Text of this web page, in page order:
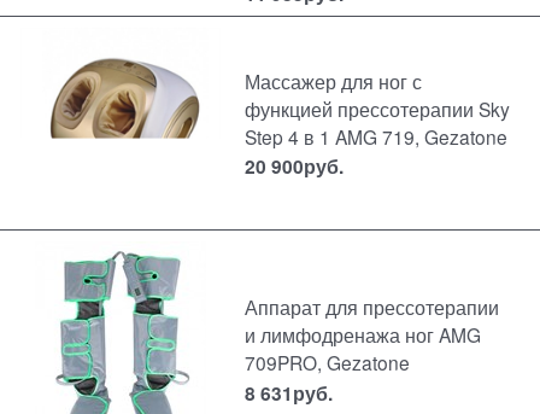
Массажер для ног с
функцией прессотерапии Sky
Step 4 в 1 AMG 719, Gezatone
20 900руб.
Аппарат для прессотерапии
и лимфодренажа ног AMG
709PRO, Gezatone
8 631руб.